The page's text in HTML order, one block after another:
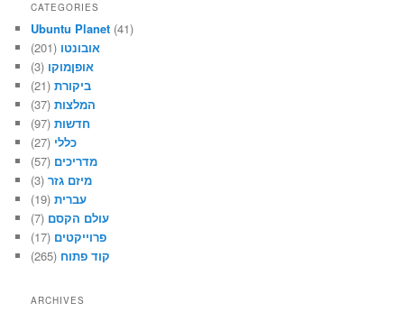
CATEGORIES
Ubuntu Planet (41)
אובונטו (201)
אופןמוקו (3)
ביקורת(21)
המלצות(37)
חדשות(97)
כללי (27)
מדריכים (57)
מיזם גזר(3)
עברית(19)
עולם הקסם (7)
פרוייקטים (17)
קוד פתוח (265)
ARCHIVES